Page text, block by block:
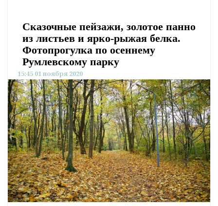
Сказочные пейзажи, золотое панно
из листьев и ярко-рыжая белка.
Фотопрогулка по осеннему
Румлевскому парку
15:45 01 ноября 2020